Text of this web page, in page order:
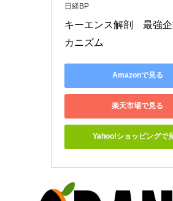
日経BP
キーエンス解剖　最強
カニズム
Amazonで見る
楽天市場で見る
Yahoo!ショッピングで